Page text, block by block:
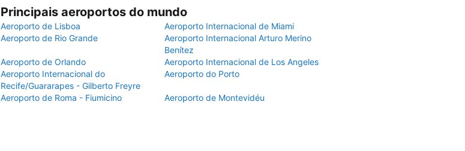
Principais aeroportos do mundo
Aeroporto de Lisboa
Aeroporto Internacional de Miami
Aeroporto de Rio Grande
Aeroporto Internacional Arturo Merino
Benítez
Aeroporto de Orlando
Aeroporto Internacional de Los Angeles
Aeroporto Internacional do
Recife/Guararapes - Gilberto Freyre
Aeroporto do Porto
Aeroporto de Roma - Fiumicino Aeroporto de Montevidéu